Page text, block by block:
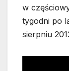
w
tygodni po
sierpniu